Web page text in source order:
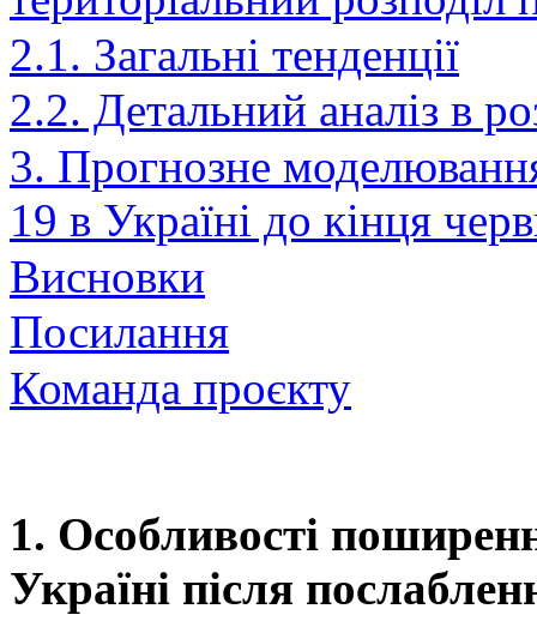
2.1. Загальні тенденції
2.2. Детальний аналіз в
3. Прогнозне
19 в Україні до кінця
Висновки
Посилання
Команда проєкту
1. Особливості
Україні після